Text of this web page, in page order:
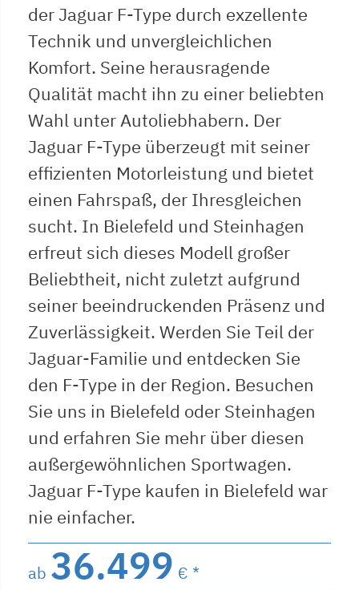
der Jaguar F-Type durch exzellente
Technik und unvergleichlichen
Komfort. Seine herausragende
Qualität macht ihn zu einer beliebten
Wahl unter Autoliebhabern. Der
Jaguar F-Type überzeugt mit seiner
effizienten Motorleistung und bietet
einen Fahrspaß, der Ihresgleichen
sucht. In Bielefeld und Steinhagen
erfreut sich dieses Modell großer
Beliebtheit, nicht zuletzt aufgrund
seiner beeindruckenden Präsenz und
Zuverlässigkeit. Werden Sie Teil der
Jaguar-Familie und entdecken Sie
den F-Type in der Region. Besuchen
Sie uns in Bielefeld oder Steinhagen
und erfahren Sie mehr über diesen
außergewöhnlichen Sportwagen.
Jaguar F-Type kaufen in Bielefeld war
nie einfacher.
ab 36.499 € *